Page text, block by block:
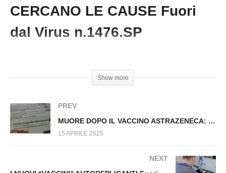
OMS, POCO TEMPO PER FERMARE IL NUOVO
CERCANO LE CAUSE Fuori
dal Virus n.1476.SP
Show more
PREV
MUORE DOPO IL VACCINO ASTRAZENECA: NESSUNA GIUSTIZIA PER CAMILLA Fuori dal Virus n.1475.SP
15 APRILE 2025
NEXT